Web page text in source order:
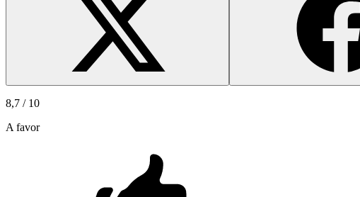
8,7 / 10
A favor